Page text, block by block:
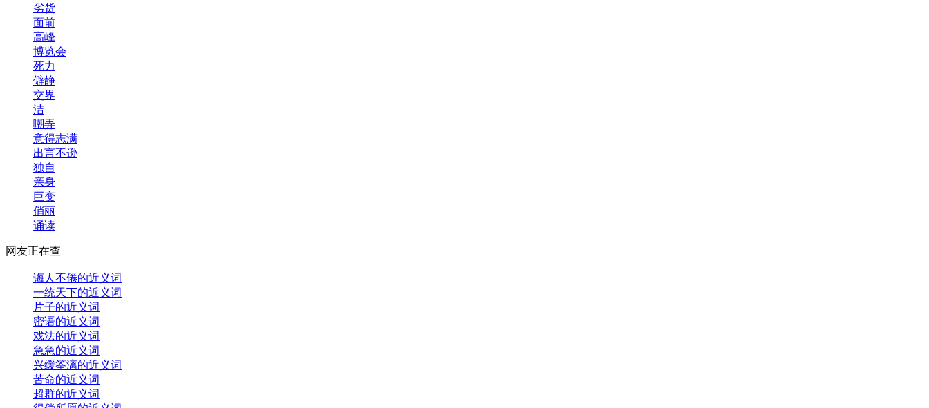
劣货
面前
高峰
博览会
死力
僻静
交界
洁
嘲弄
意得志满
出言不逊
独自
亲身
巨变
俏丽
诵读
网友正在查
诲人不倦的近义词
一统天下的近义词
片子的近义词
密语的近义词
戏法的近义词
急急的近义词
兴缓筌漓的近义词
苦命的近义词
超群的近义词